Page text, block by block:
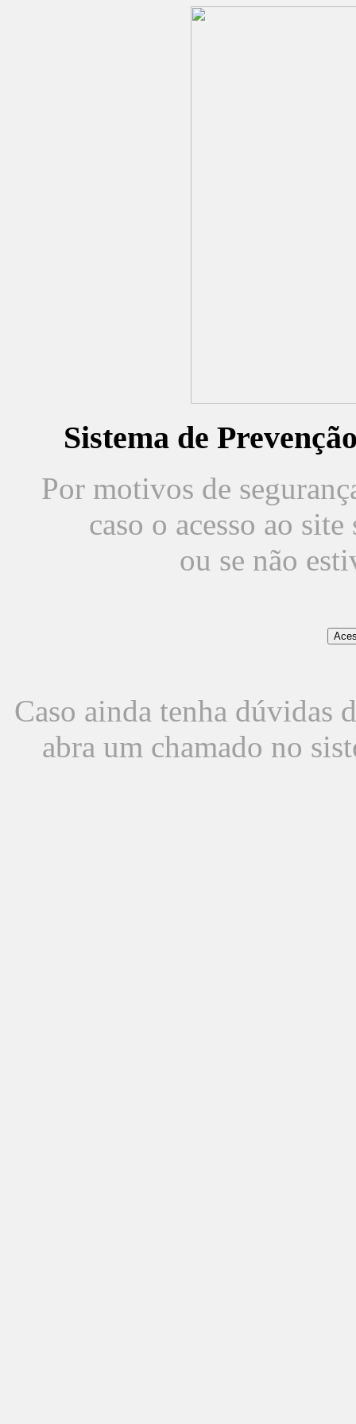
Sistema de
Por motivos de
caso o acesso ao
ou se não
Caso ainda tenha dúvidas
abra um chamado no